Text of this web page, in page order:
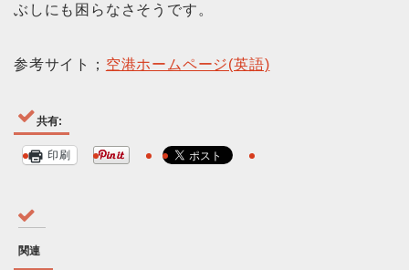
ぶしにも困らなさそうです。
参考サイト； 空港ホームページ(英語)
共有:
印刷
関連